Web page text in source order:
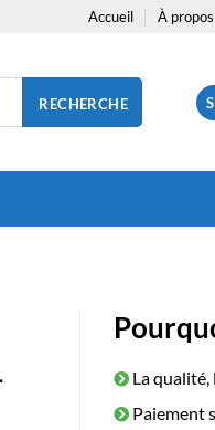
Accueil À propos
RECHERCHE
La qualité,
Paiement